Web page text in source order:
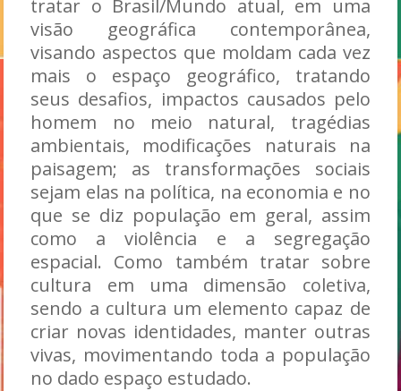
tratar o Brasil/Mundo atual, em uma
visão geográfica contemporânea,
visando aspectos que moldam cada vez
mais o espaço geográfico, tratando
seus desafios, impactos causados pelo
homem no meio natural, tragédias
ambientais, modificações naturais na
paisagem; as transformações sociais
sejam elas na política, na economia e no
que se diz população em geral, assim
como a violência e a segregação
espacial. Como também tratar sobre
cultura em uma dimensão coletiva,
sendo a cultura um elemento capaz de
criar novas identidades, manter outras
vivas, movimentando toda a população
no dado espaço estudado.